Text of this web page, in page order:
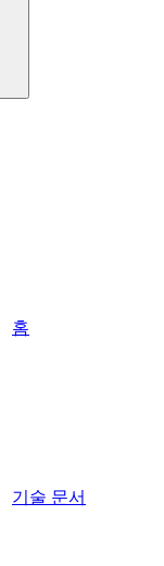
홈
기술 문서